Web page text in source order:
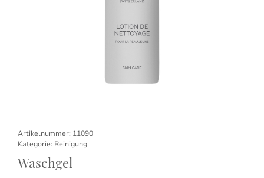
Artikelnummer: 11090
Kategorie: Reinigung
Waschgel